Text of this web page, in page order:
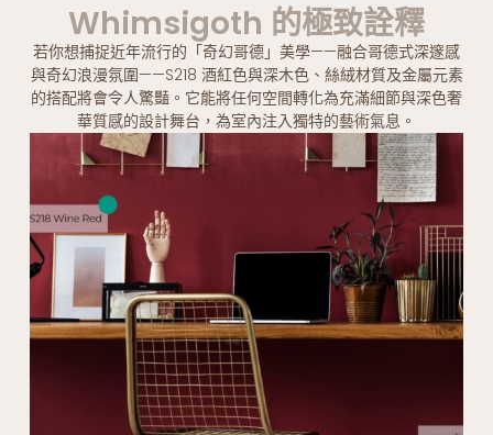
Whimsigoth 的極致詮釋
若你想捕捉近年流行的「奇幻哥德」美學——融合哥德式深邃感
與奇幻浪漫氛圍——S218 酒紅色與深木色、絲絨材質及金屬元素
的搭配將會令人驚豔。它能將任何空間轉化為充滿細節與深色奢
華質感的設計舞台，為室內注入獨特的藝術氣息。